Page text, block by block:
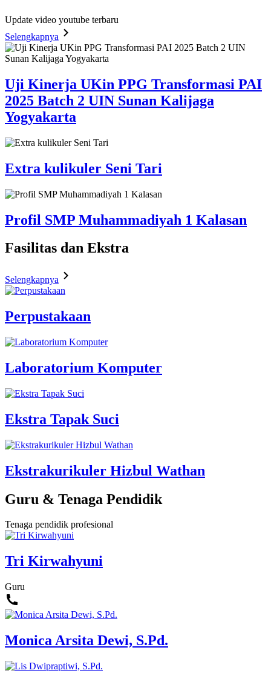
Update video youtube terbaru
Selengkapnya
Uji Kinerja UKin PPG Transformasi PAI
2025 Batch 2 UIN Sunan Kalijaga
Yogyakarta
Extra kulikuler Seni Tari
Profil SMP Muhammadiyah 1 Kalasan
Fasilitas dan Ekstra
Selengkapnya
Perpustakaan
Laboratorium Komputer
Ekstra Tapak Suci
Ekstrakurikuler Hizbul Wathan
Guru & Tenaga Pendidik
Tenaga pendidik profesional
Tri Kirwahyuni
Guru
Monica Arsita Dewi, S.Pd.